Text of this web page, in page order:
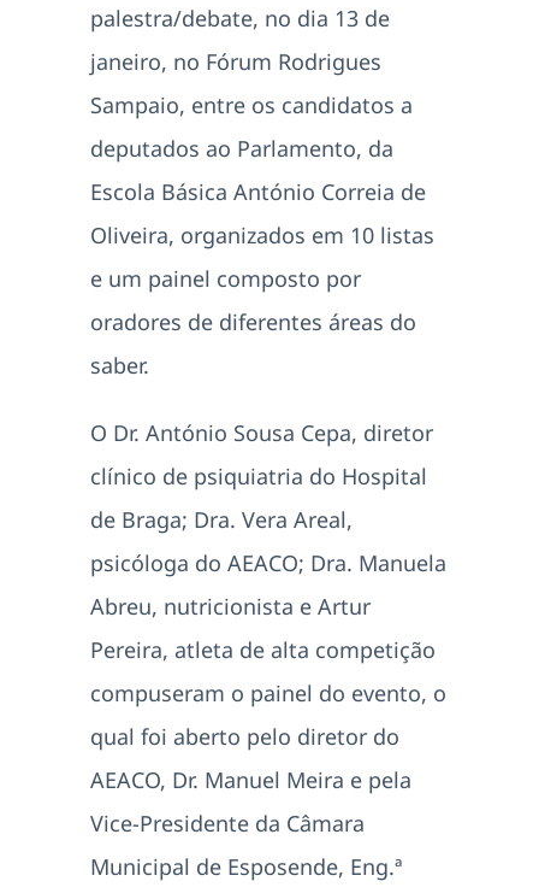
palestra/debate, no dia 13 de
janeiro, no Fórum Rodrigues
Sampaio, entre os candidatos a
deputados ao Parlamento, da
Escola Básica António Correia de
Oliveira, organizados em 10 listas
e um painel composto por
oradores de diferentes áreas do
saber.
O Dr. António Sousa Cepa, diretor
clínico de psiquiatria do Hospital
de Braga; Dra. Vera Areal,
psicóloga do AEACO; Dra. Manuela
Abreu, nutricionista e Artur
Pereira, atleta de alta competição
compuseram o painel do evento, o
qual foi aberto pelo diretor do
AEACO, Dr. Manuel Meira e pela
Vice-Presidente da Câmara
Municipal de Esposende, Eng.ª